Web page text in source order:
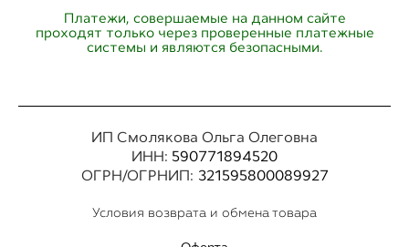
Платежи, совершаемые на данном сайте
проходят только через проверенные платежные
системы и являются безопасными.
ИП Смолякова Ольга Олеговна
ИНН: 590771894520
ОГРН/ОГРНИП: 321595800089927
Условия возврата и обмена товара